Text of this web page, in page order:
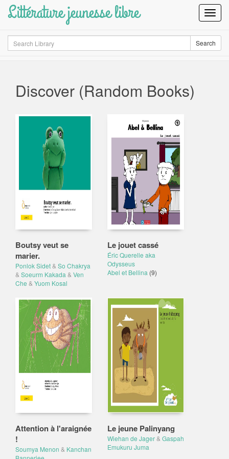
Littérature jeunesse libre
Search Search
Discover (Random Books)
Boutsy veut se
marier.
Ponlok Sidet& So Chakrya
& Soeurm Kakada & Ven
Che & Yuom Kosal
Le jouet cassé
Éric Querelle aka
Odysseus
Abel et Bellina (9)
Attention à l'araignée
!
Soumya Menon & Kanchan
Le jeune Palinyang
Wiehan de Jager& Gaspah
Emukuru Juma